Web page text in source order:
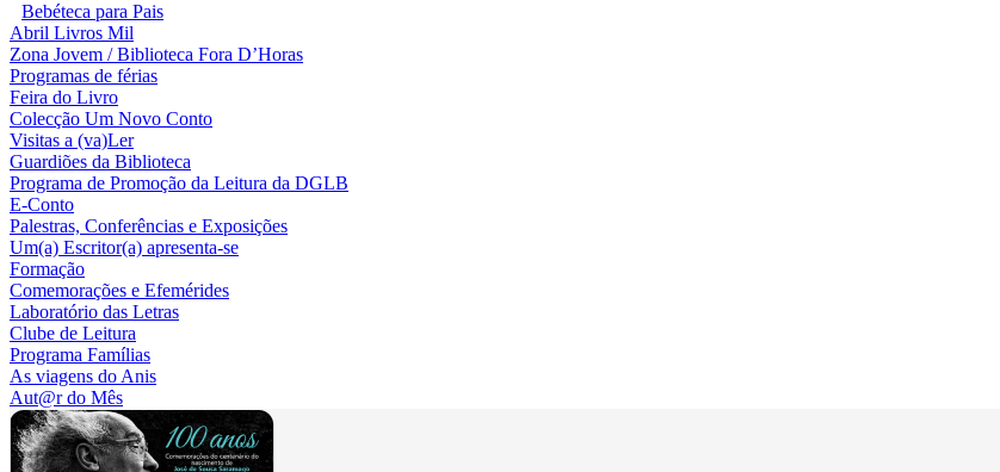
Bebéteca para Pais
Abril Livros Mil
Zona Jovem / Biblioteca Fora D’Horas
Programas de férias
Feira do Livro
Colecção Um Novo Conto
Visitas a (va)Ler
Guardiões da Biblioteca
Programa de Promoção da Leitura da DGLB
E-Conto
Palestras, Conferências e Exposições
Um(a) Escritor(a) apresenta-se
Formação
Comemorações e Efemérides
Laboratório das Letras
Clube de Leitura
Programa Famílias
As viagens do Anis
Aut@r do Mês